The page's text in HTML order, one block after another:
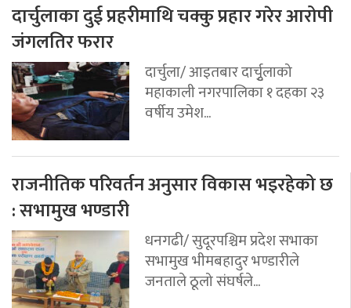
दार्चुलाका दुई प्रहरीमाथि चक्कु प्रहार गरेर आरोपी
जंगलतिर फरार
दार्चुला/ आइतबार दार्चुृलाको
महाकाली नगरपालिका १ दहका २३
वर्षीय उमेश...
राजनीतिक परिवर्तन अनुसार विकास भइरहेको छ
: सभामुख भण्डारी
धनगढी/ सुदूरपश्चिम प्रदेश सभाका
सभामुख भीमबहादुर भण्डारीले
जनताले ठूलो संघर्षले...